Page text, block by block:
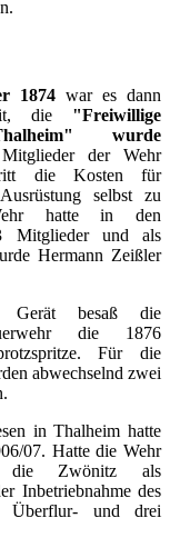
1874 war es dann
die "Freiwillige
wurde
der Wehr
die Kosten für
selbst zu
hatte in den
Mitglieder und als
Hermann Zeißler
Gerät besaß die
die 1876
Für die
abwechselnd zwei
in Thalheim hatte
07. Hatte die Wehr
die Zwönitz als
Inbetriebnahme des
Überflur- und drei